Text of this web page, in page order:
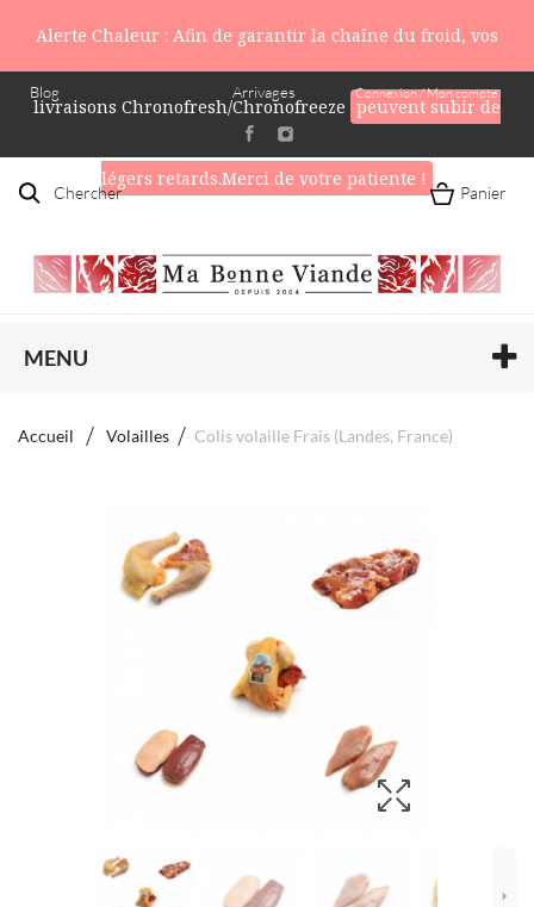
Alerte Chaleur : Afin de garantir la chaîne du froid, vos
livraisons Chronofresh/Chronofreeze peuvent subir de
légers retards.Merci de votre patiente !
Blog Connexion / Mon compte
Arrivages
Chercher Panier
MENU
Accueil Volailles Colis volaille Frais (Landes, France)